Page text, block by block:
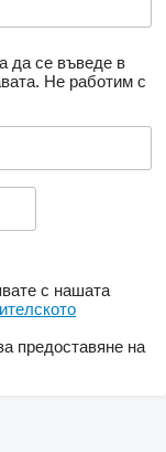
да се въведе в
Не работим с
с нашата
предоставяне на